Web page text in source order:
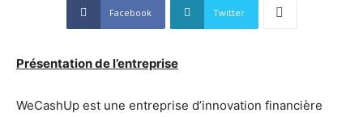
Facebook Twitter
Présentation de l’entreprise
WeCashUp est une entreprise d’innovation financière